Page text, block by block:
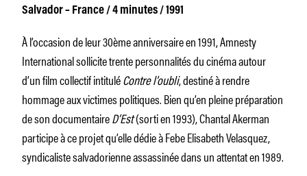
Salvador – France / 4 minutes / 1991
À l’occasion de leur 30ème anniversaire en 1991, Amnesty
International sollicite trente personnalités du cinéma autour
d’un film collectif intituléContre l’oubli, destiné à rendre
hommage aux victimes politiques. Bien qu’en pleine préparation
de son documentaireD’Est(sorti en 1993), Chantal Akerman
participe à ce projet qu’elle dédie à Febe Elisabeth Velasquez,
syndicaliste salvadorienne assassinée dans un attentat en 1989.